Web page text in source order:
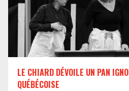
LE CHIARD DÉVOILE UN PAN
QUÉBÉCOISE